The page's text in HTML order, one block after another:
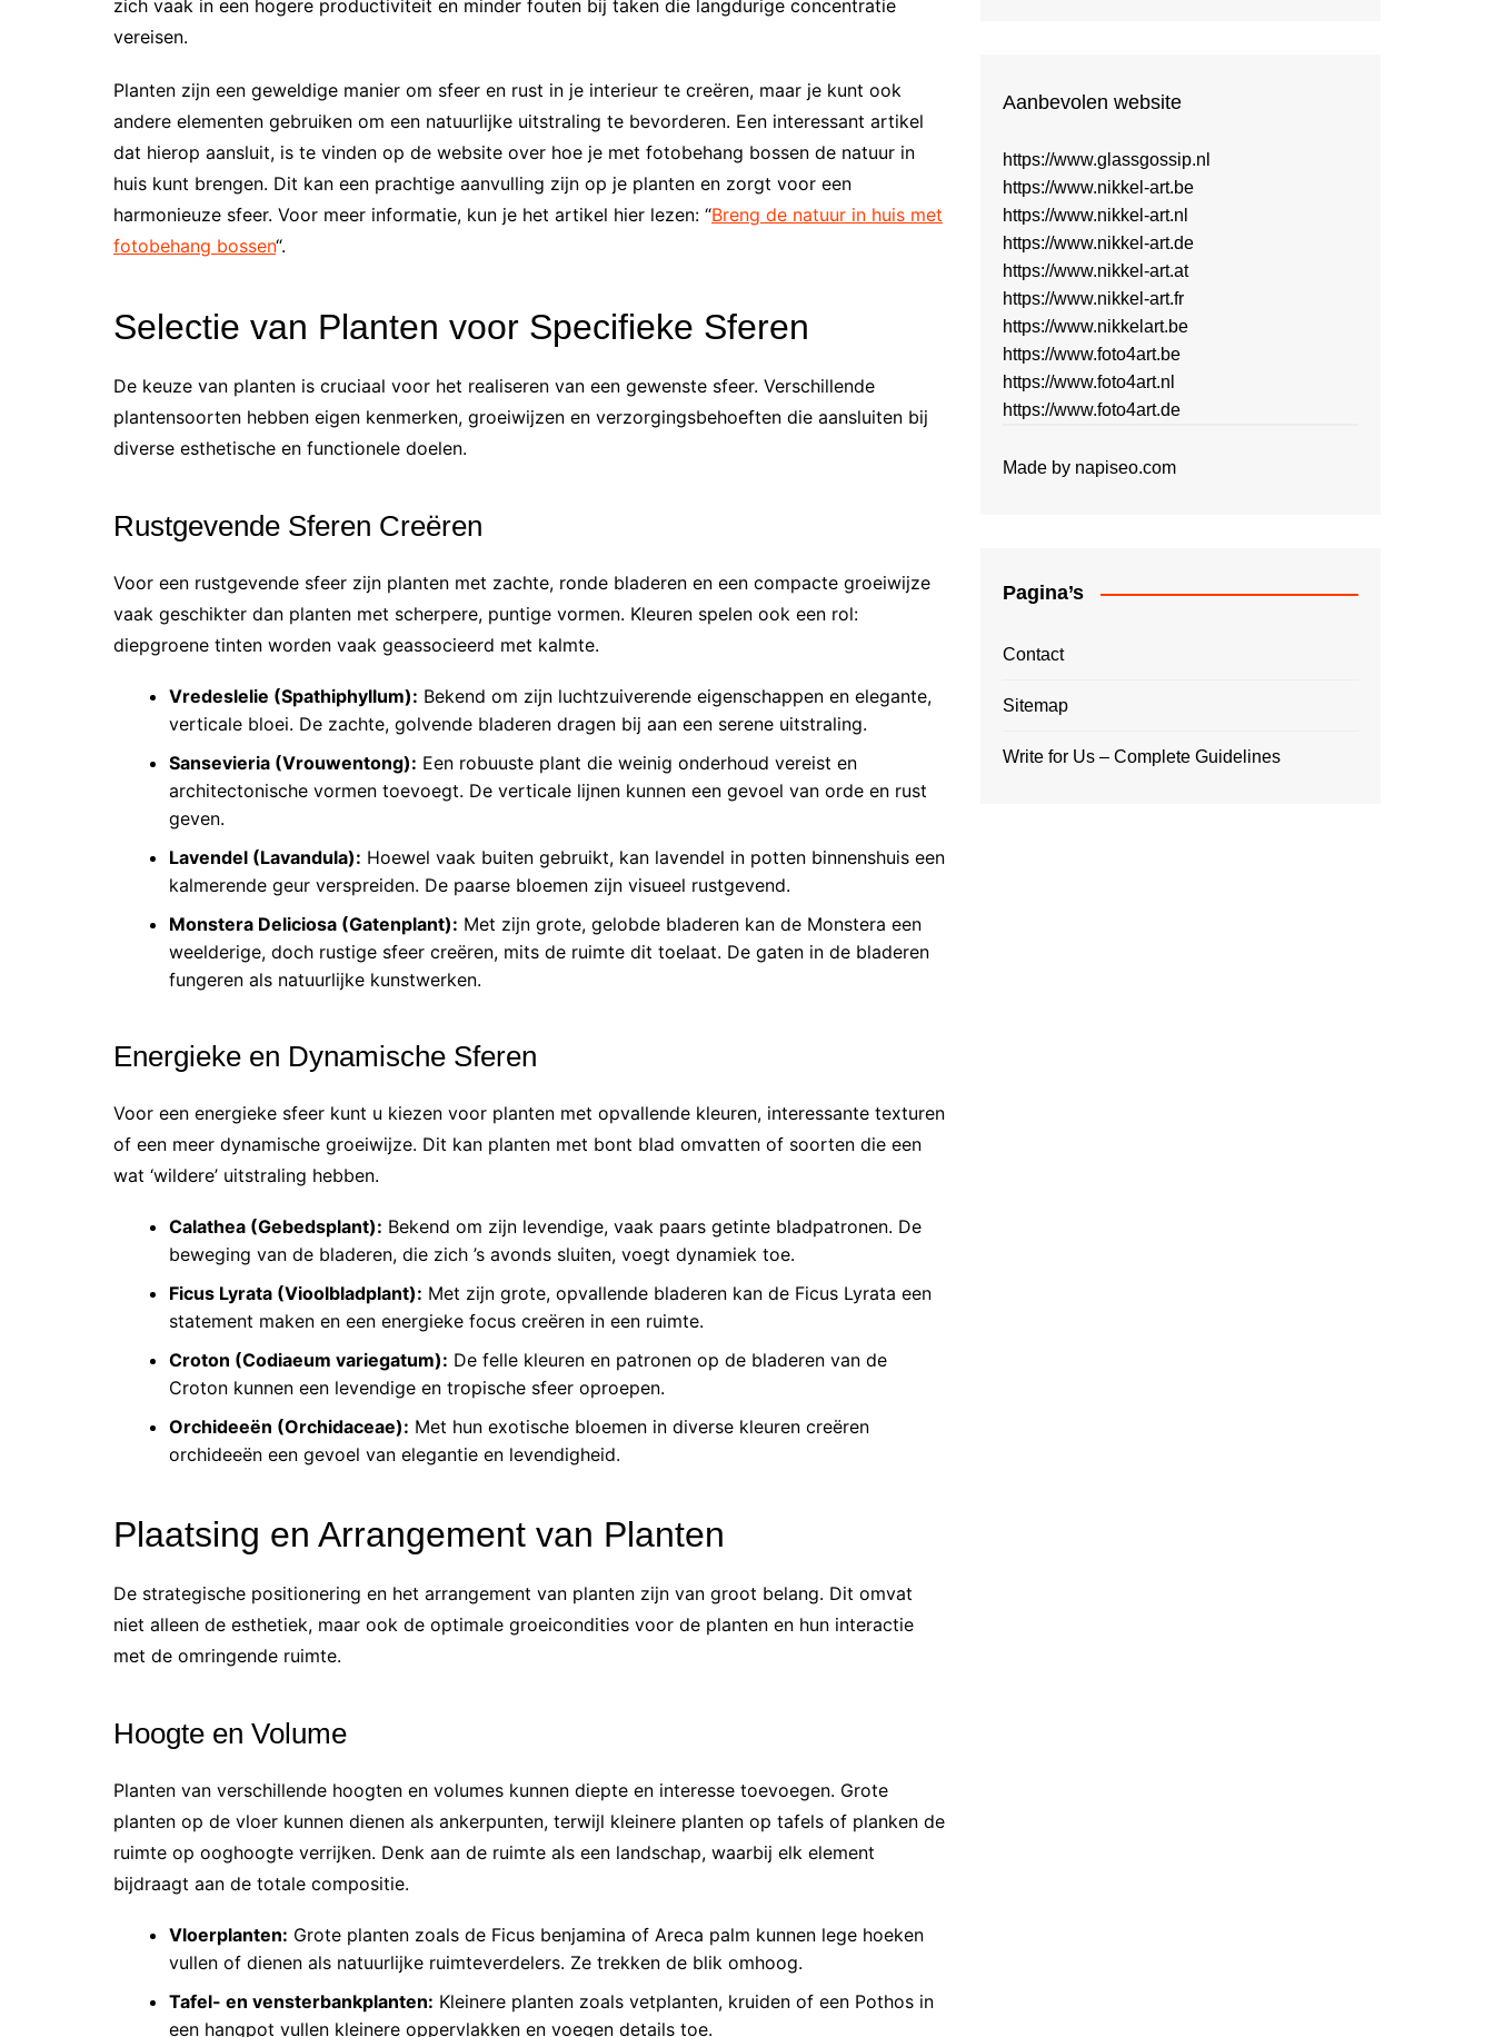
zich vaak in een hogere productiviteit en minder fouten bij taken die langdurige concentratie
vereisen.
Planten zijn een geweldige manier om sfeer en rust in je interieur te creëren, maar je kunt ook
andere elementen gebruiken om een natuurlijke uitstraling te bevorderen. Een interessant artikel
dat hierop aansluit, is te vinden op de website over hoe je met fotobehang bossen de natuur in
huis kunt brengen. Dit kan een prachtige aanvulling zijn op je planten en zorgt voor een
harmonieuze sfeer. Voor meer informatie, kun je het artikel hier lezen: “Breng de natuur in huis met
fotobehang bossen“.
Selectie van Planten voor Specifieke Sferen
De keuze van planten is cruciaal voor het realiseren van een gewenste sfeer. Verschillende
plantensoorten hebben eigen kenmerken, groeiwijzen en verzorgingsbehoeften die aansluiten bij
diverse esthetische en functionele doelen.
Rustgevende Sferen Creëren
Voor een rustgevende sfeer zijn planten met zachte, ronde bladeren en een compacte groeiwijze
vaak geschikter dan planten met scherpere, puntige vormen. Kleuren spelen ook een rol:
diepgroene tinten worden vaak geassocieerd met kalmte.
Vredeslelie (Spathiphyllum): Bekend om zijn luchtzuiverende eigenschappen en elegante,
verticale bloei. De zachte, golvende bladeren dragen bij aan een serene uitstraling.
Sansevieria (Vrouwentong): Een robuuste plant die weinig onderhoud vereist en
architectonische vormen toevoegt. De verticale lijnen kunnen een gevoel van orde en rust
geven.
Lavendel (Lavandula): Hoewel vaak buiten gebruikt, kan lavendel in potten binnenshuis een
kalmerende geur verspreiden. De paarse bloemen zijn visueel rustgevend.
Monstera Deliciosa (Gatenplant): Met zijn grote, gelobde bladeren kan de Monstera een
weelderige, doch rustige sfeer creëren, mits de ruimte dit toelaat. De gaten in de bladeren
fungeren als natuurlijke kunstwerken.
Energieke en Dynamische Sferen
Voor een energieke sfeer kunt u kiezen voor planten met opvallende kleuren, interessante texturen
of een meer dynamische groeiwijze. Dit kan planten met bont blad omvatten of soorten die een
wat ‘wildere’ uitstraling hebben.
Calathea (Gebedsplant): Bekend om zijn levendige, vaak paars getinte bladpatronen. De
beweging van de bladeren, die zich ’s avonds sluiten, voegt dynamiek toe.
Ficus Lyrata (Vioolbladplant): Met zijn grote, opvallende bladeren kan de Ficus Lyrata een
statement maken en een energieke focus creëren in een ruimte.
Croton (Codiaeum variegatum): De felle kleuren en patronen op de bladeren van de
Croton kunnen een levendige en tropische sfeer oproepen.
Orchideeën (Orchidaceae): Met hun exotische bloemen in diverse kleuren creëren
orchideeën een gevoel van elegantie en levendigheid.
Plaatsing en Arrangement van Planten
De strategische positionering en het arrangement van planten zijn van groot belang. Dit omvat
niet alleen de esthetiek, maar ook de optimale groeicondities voor de planten en hun interactie
met de omringende ruimte.
Hoogte en Volume
Planten van verschillende hoogten en volumes kunnen diepte en interesse toevoegen. Grote
planten op de vloer kunnen dienen als ankerpunten, terwijl kleinere planten op tafels of planken de
ruimte op ooghoogte verrijken. Denk aan de ruimte als een landschap, waarbij elk element
bijdraagt aan de totale compositie.
Vloerplanten: Grote planten zoals de Ficus benjamina of Areca palm kunnen lege hoeken
vullen of dienen als natuurlijke ruimteverdelers. Ze trekken de blik omhoog.
Tafel- en vensterbankplanten: Kleinere planten zoals vetplanten, kruiden of een Pothos in
een hangpot vullen kleinere oppervlakken en voegen details toe.
Aanbevolen website
https://www.glassgossip.nl
https://www.nikkel-art.be
https://www.nikkel-art.nl
https://www.nikkel-art.de
https://www.nikkel-art.at
https://www.nikkel-art.fr
https://www.nikkelart.be
https://www.foto4art.be
https://www.foto4art.nl
https://www.foto4art.de
Made by napiseo.com
Pagina’s
Contact
Sitemap
Write for Us – Complete Guidelines